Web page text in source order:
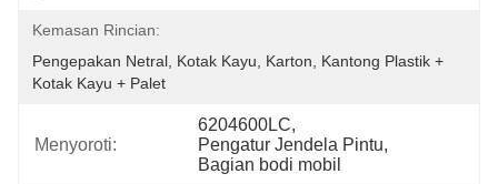
Kemasan Rincian:
Pengepakan Netral, Kotak Kayu, Karton, Kantong Plastik +
Kotak Kayu + Palet
Menyoroti:
6204600LC,
Pengatur Jendela Pintu,
Bagian bodi mobil